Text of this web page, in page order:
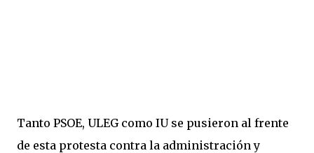
Tanto PSOE, ULEG como IU se pusieron al frente
de esta protesta contra la administración y